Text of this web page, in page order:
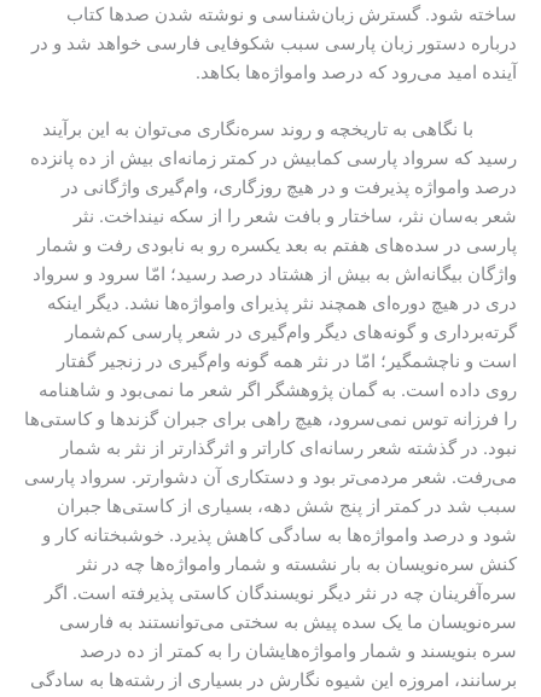
ساخته شود. گسترش زبان‌شناسی و نوشته شدن صدها کتاب
درباره دستور زبان پارسی سبب شکوفایی فارسی خواهد شد و در
آینده امید می‌رود که درصد وامواژه‌ها بکاهد.
با نگاهی به تاریخچه و روند سره‌نگاری می‌توان به این برآیند
رسید که سرواد پارسی کمابیش در کمتر زمانه‌ای بیش از ده پانزده
درصد وامواژه پذیرفت و در هیچ روزگاری، وام‌گیری واژگانی در
شعر به‌سان نثر، ساختار و بافت شعر را از سکه نینداخت. نثر
پارسی در سده‌های هفتم به بعد یکسره رو به نابودی رفت و شمار
واژگان بیگانه‌اش به بیش از هشتاد درصد رسید؛ امّا سرود و سرواد
دری در هیچ دوره‌ای همچند نثر پذیرای وامواژه‌ها نشد. دیگر اینکه
گرته‌برداری و گونه‌های دیگر وام‌گیری در شعر پارسی کم‌شمار
است و ناچشمگیر؛ امّا در نثر همه گونه وام‌گیری در زنجیر گفتار
روی داده است. به گمان پژوهشگر اگر شعر ما نمی‌بود و شاهنامه
را فرزانه توس نمی‌سرود، هیچ راهی برای جبران گزندها و کاستی‌ها
نبود. در گذشته شعر رسانه‌ای کاراتر و اثرگذارتر از نثر به شمار
می‌رفت. شعر مردمی‌تر بود و دستکاری آن دشوارتر. سرواد پارسی
سبب شد در کمتر از پنج شش دهه، بسیاری از کاستی‌ها جبران
شود و درصد وامواژه‌ها به سادگی کاهش پذیرد. خوشبختانه کار و
کنش‌ سره‌نویسان به بار نشسته و شمار وامواژه‌ها چه در نثر
سره‌آفرینان چه در نثر دیگر نویسندگان کاستی پذیرفته است. اگر
سره‌نویسان ما یک سده پیش به سختی می‌توانستند به فارسی
سره بنویسند و شمار وامواژه‌هایشان را به کمتر از ده درصد
برسانند، امروزه این شیوه نگارش در بسیاری از رشته‌ها به سادگی